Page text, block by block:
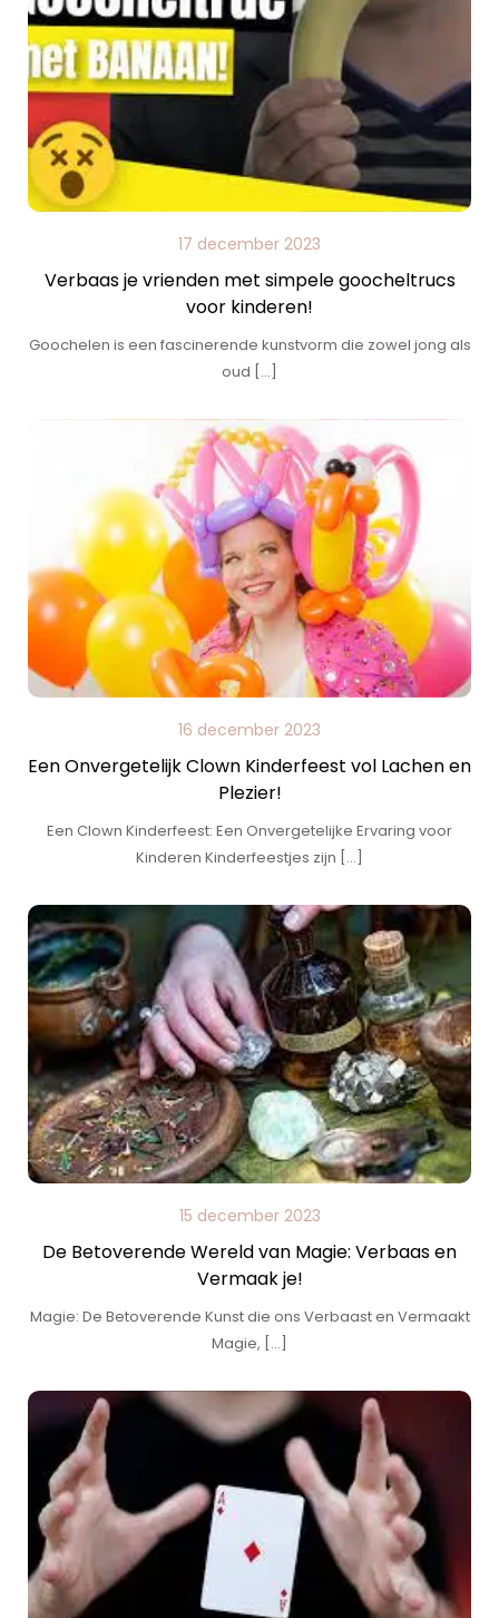
17 december 2023
Verbaas je vrienden met simpele goocheltrucs
voor kinderen!
Goochelen is een fascinerende kunstvorm die zowel jong als
oud […]
16 december 2023
Een Onvergetelijk Clown Kinderfeest vol Lachen en
Plezier!
Een Clown Kinderfeest: Een Onvergetelijke Ervaring voor
Kinderen Kinderfeestjes zijn […]
15 december 2023
De Betoverende Wereld van Magie: Verbaas en
Vermaak je!
Magie: De Betoverende Kunst die ons Verbaast en Vermaakt
Magie, […]